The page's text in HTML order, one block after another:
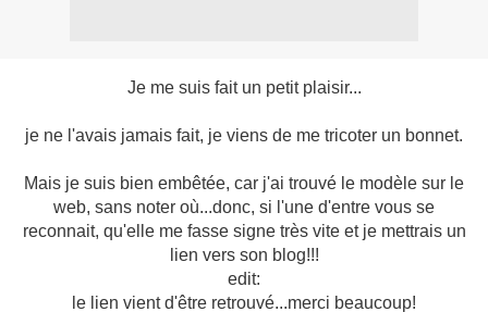
Je me suis fait un petit plaisir...
je ne l'avais jamais fait, je viens de me tricoter un bonnet.
Mais je suis bien embêtée, car j'ai trouvé le modèle sur le
web, sans noter où...donc, si l'une d'entre vous se
reconnait, qu'elle me fasse signe très vite et je mettrais un
lien vers son blog!!!
edit:
le lien vient d'être retrouvé...merci beaucoup!